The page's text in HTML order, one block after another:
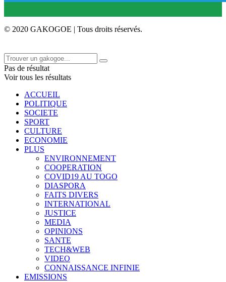
© 2020 GAKOGOE | Tous droits réservés.
Pas de résultat
Voir tous les résultats
ACCUEIL
POLITIQUE
SOCIETE
SPORT
CULTURE
ECONOMIE
PLUS
ENVIRONNEMENT
COOPERATION
COVID19 AU TOGO
DIASPORA
FAITS DIVERS
INTERNATIONAL
JUSTICE
MEDIA
OPINIONS
SANTE
TECH&WEB
VIDEO
CONNAISSANCE INFINIE
EMISSIONS